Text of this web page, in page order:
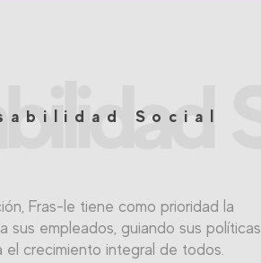
Social
Fras-le tiene como prioridad la
sus empleados, guiando sus políticas
el crecimiento integral de todos.